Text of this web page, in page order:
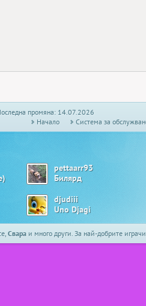
промяна: 14.07.2026
Начало
Системa за
pettaarr93
Билярд
djudiii
Uno Djagi
Свара и много други. За най-добрите